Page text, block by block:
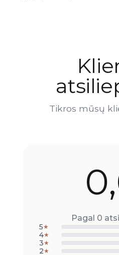
Tikros mūsų
Pagal 0
5★
4★
3★
2★